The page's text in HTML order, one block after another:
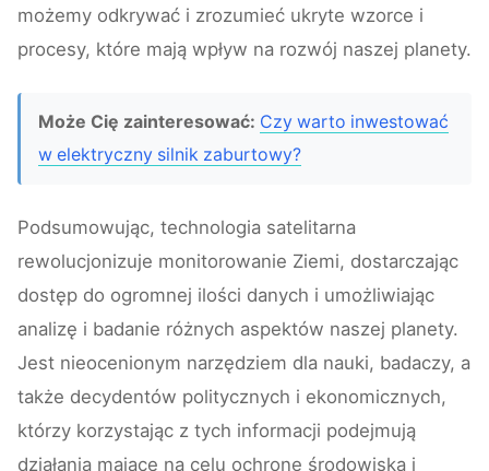
możemy odkrywać i zrozumieć ukryte wzorce i
procesy, które mają wpływ na rozwój naszej planety.
Może Cię zainteresować: Czy warto inwestować
w elektryczny silnik zaburtowy?
Podsumowując, technologia satelitarna
rewolucjonizuje monitorowanie Ziemi, dostarczając
dostęp do ogromnej ilości danych i umożliwiając
analizę i badanie różnych aspektów naszej planety.
Jest nieocenionym narzędziem dla nauki, badaczy, a
także decydentów politycznych i ekonomicznych,
którzy korzystając z tych informacji podejmują
działania mające na celu ochronę środowiska i